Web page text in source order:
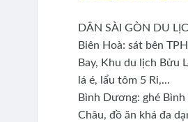
DÂN SÀI GÒN DU
Biên Hoà: sát bên
Bay, Khu du lịch Bửu
lá é, lẩu tôm 5 Ri,...
Bình Dương: ghé
Châu, đồ ăn khá đa